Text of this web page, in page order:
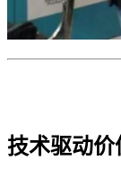
技术驱动